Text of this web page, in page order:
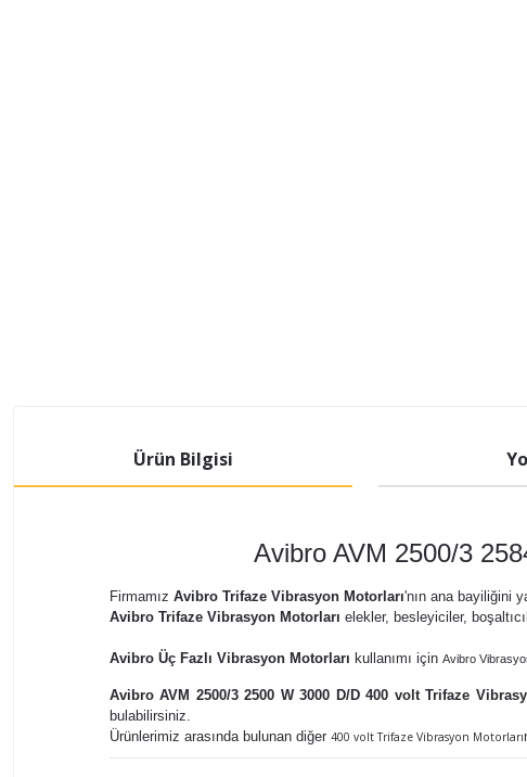
Ürün Bilgisi
Avibro AVM 2500/3
Firmamız Avibro Trifaze Vibrasyon Motorları'nın ana bayiliğini
Avibro Trifaze Vibrasyon Motorları elekler, besleyiciler,
Avibro Üç Fazlı Vibrasyon Motorları kullanımı için Avibro
Avibro AVM 2500/3 2500 W 3000 D/D 400 volt Trifaze
bulabilirsiniz.
Ürünlerimiz arasında bulunan diğer 400 volt Trifaze Vibrasyon Motorları